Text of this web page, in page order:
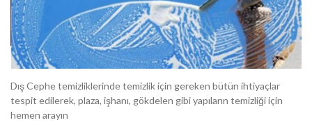
Dış Cephe temizliklerinde temizlik için gereken bütün ihtiyaçlar
tespit edilerek, plaza, işhanı, gökdelen gibi yapıların temizliği için
hemen arayın